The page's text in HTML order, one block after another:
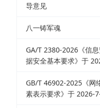
导意见
八一铸军魂
GA/T 2380-2026《信
据安全基本要求》于
GB/T 46902-2025《网
素表示要求》于 2026-